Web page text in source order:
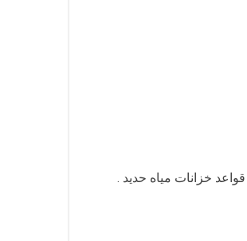
خزانات مياه حديد .